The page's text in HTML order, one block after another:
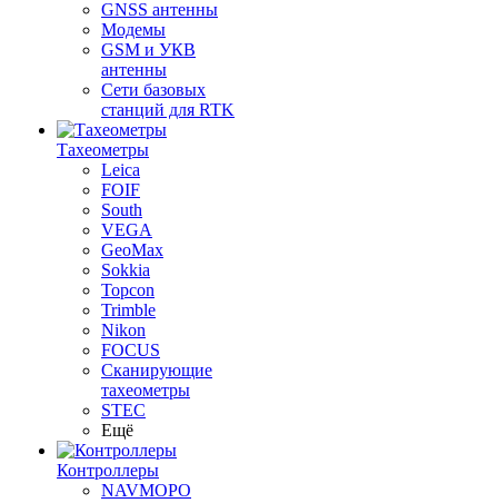
GNSS антенны
Модемы
GSM и УКВ
антенны
Сети базовых
станций для RTK
Тахеометры
Leica
FOIF
South
VEGA
GeoMax
Sokkia
Topcon
Trimble
Nikon
FOCUS
Сканирующие
тахеометры
STEC
Ещё
Контроллеры
NAVMOPO